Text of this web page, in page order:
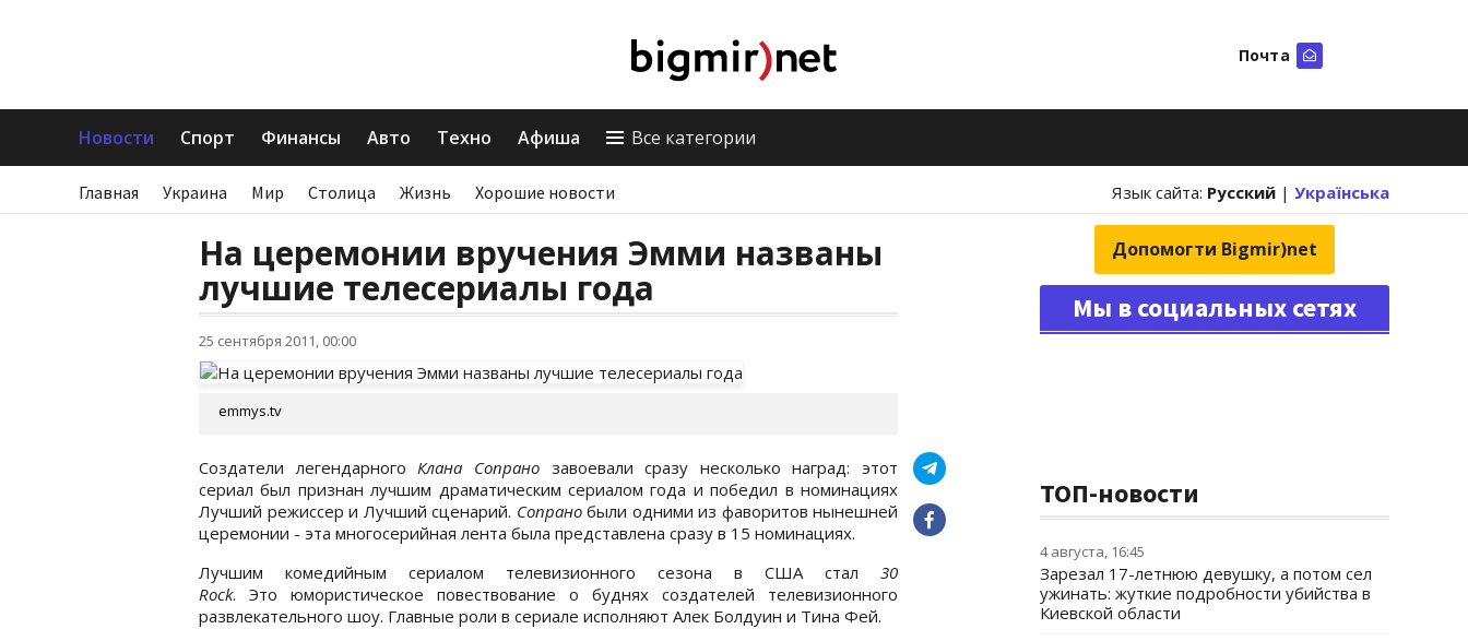
Почта
Новости Спорт Финансы Авто Техно Афиша Все категории
Главная Украина Мир Столица Жизнь Хорошие новости Язык сайта: Русский | Українська
На церемонии вручения Эмми названы
лучшие телесериалы года
25 сентября 2011, 00:00
emmys.tv
Создатели легендарного Клана Сопранозавоевали сразу несколько наград: этот
сериал был признан лучшим драматическим сериалом года и победил в номинациях
Лучший режиссер и Лучший сценарий. Сопранобыли одними из фаворитов нынешней
церемонии - эта многосерийная лента была представлена сразу в 15 номинациях.
Лучшим комедийным сериалом телевизионного сезона в США стал 30
Rock. Это юмористическое повествование о буднях создателей телевизионного
развлекательного шоу. Главные роли в сериале исполняют Алек Болдуин и Тина Фей.
Допомогти Bigmir)net
Мы в социальных сетях
ТОП-новости
4 августа, 16:45
Зарезал 17-летнюю девушку, а потом сел
ужинать: жуткие подробности убийства в
Киевской области